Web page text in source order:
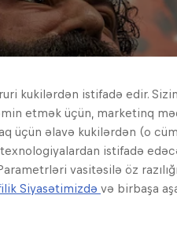
kukilərdən istifadə edir. Sizin
etmək üçün, marketinq
üçün əlavə kukilərdən (o
istifadə
vasitəsilə öz
Siyasətimizdə və birbaşa